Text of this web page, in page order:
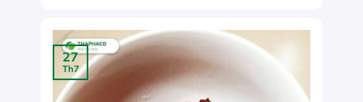
27
Th7